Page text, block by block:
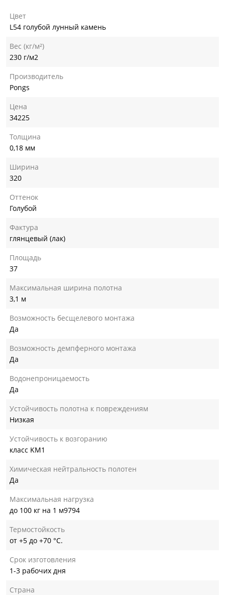
Цвет
L54 голубой лунный камень
Вес (кг/м²)
230 г/м2
Производитель
Pongs
Цена
34225
Толщина
0,18 мм
Ширина
320
Оттенок
Голубой
Фактура
глянцевый (лак)
Площадь
37
Максимальная ширина полотна
3,1 м
Возможность бесщелевого монтажа
Да
Возможность демпферного монтажа
Да
Водонепроницаемость
Да
Устойчивость полотна к повреждениям
Низкая
Устойчивость к возгоранию
класс KM1
Химическая нейтральность полотен
Да
Максимальная нагрузка
до 100 кг на 1 м9794
Термостойкость
от +5 до +70 °С.
Срок изготовления
1-3 рабочих дня
Страна